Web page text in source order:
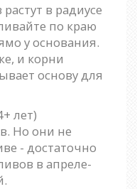
в радиусе
по краю
у основания.
и корни
основу для
лет)
Но они не
- достаточно
в апреле-